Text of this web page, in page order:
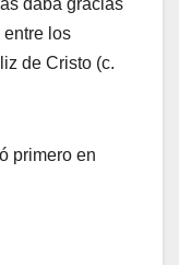
daba gracias
los
de Cristo (c.
primero en